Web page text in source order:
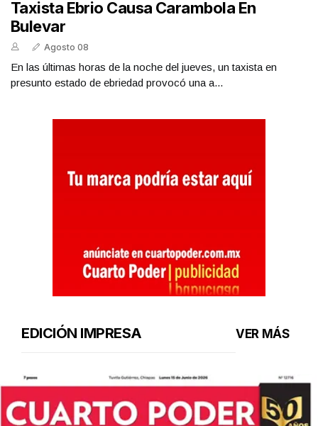
Taxista Ebrio Causa Carambola En
Bulevar
Agosto 08
En las últimas horas de la noche del jueves, un taxista en
presunto estado de ebriedad provocó una a...
EDICIÓN IMPRESA VER MÁS